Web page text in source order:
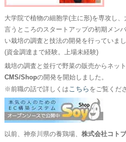
大学院で植物の細胞学(主に形)を専攻し
言うところのスタートアップの初期メン
い栽培の調査と技法の開発を行っていまし
(資金調達まで経験。上場未経験)
栽培の調査と並行で野菜の販売からネッ
CMS/Shopの開発を開始しました。
※前職の話で詳しくはこちら をご覧くだ
以前、神奈川県の養鶏場、 株式会社コト